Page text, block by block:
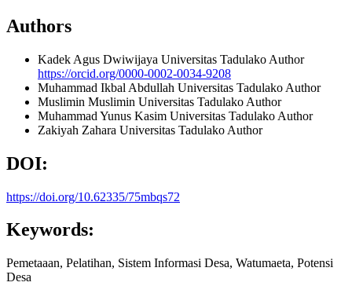
Authors
Kadek Agus Dwiwijaya Universitas Tadulako Author
https://orcid.org/0000-0002-0034-9208
Muhammad Ikbal Abdullah Universitas Tadulako Author
Muslimin Muslimin Universitas Tadulako Author
Muhammad Yunus Kasim Universitas Tadulako Author
Zakiyah Zahara Universitas Tadulako Author
DOI:
https://doi.org/10.62335/75mbqs72
Keywords:
Pemetaaan, Pelatihan, Sistem Informasi Desa, Watumaeta, Potensi
Desa